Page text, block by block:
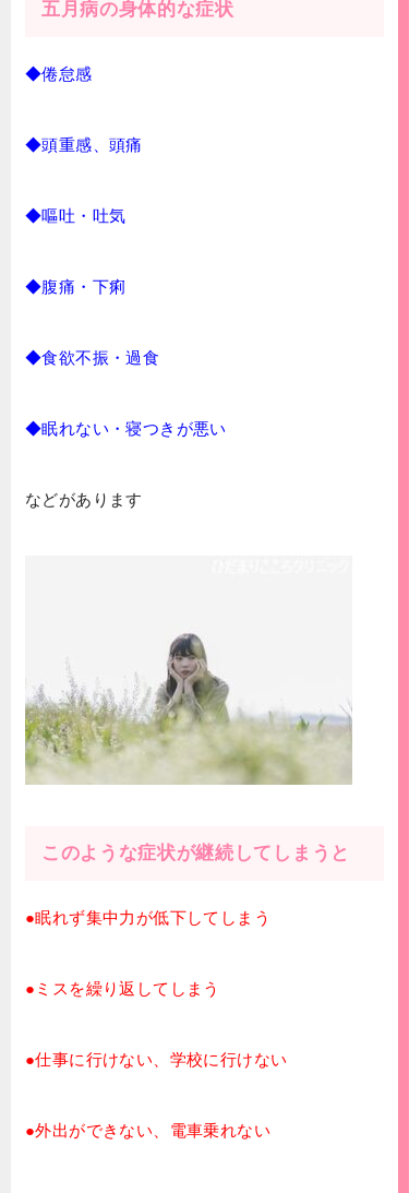
五月病の身体的な症状
◆倦怠感
◆頭重感、頭痛
◆嘔吐・吐気
◆腹痛・下痢
◆食欲不振・過食
◆眠れない・寝つきが悪い
などがあります
このような症状が継続してしまうと
●眠れず集中力が低下してしまう
●ミスを繰り返してしまう
●仕事に行けない、学校に行けない
●外出ができない、電車乗れない